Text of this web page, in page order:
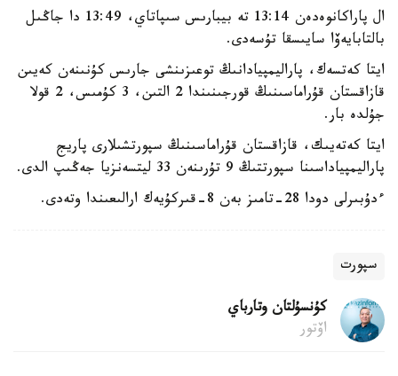
ال پاراكانوەدەن 13:14 تە بيبارىس سىپاتاي، 13:49 دا جاڭىل
بالتابايەۆا سايىسقا تۇسەدى.
ايتا كەتسەك، پاراليمپيادانىڭ توعىزىنشى جارىس كۇنىنەن كەيىن
قازاقستان قۇراماسىنىڭ قورجىنىندا 2 التىن، 3 كۇمىس، 2 قولا
جۇلدە بار.
ايتا كەتەيىك، قازاقستان قۇراماسىنىڭ سپورتشىلارى پاريج
پاراليمپياداسىنا سپورتتىڭ 9 تۇرىنەن 33 ليتسەنزيا جەڭىپ الدى.
ءدۇبىرلى دودا 28-تامىز بەن 8-قىركۇيەك ارالىعىندا وتەدى.
سپورت
كۇنسۇلتان وتارباي
اۆتور